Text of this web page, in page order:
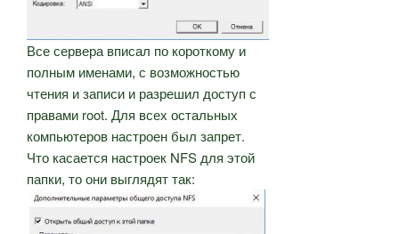
Все сервера вписал по короткому и
полным именами, с возможностью
чтения и записи и разрешил доступ с
правами root. Для всех остальных
компьютеров настроен был запрет.
Что касается настроек NFS для этой
папки, то они выглядят так: